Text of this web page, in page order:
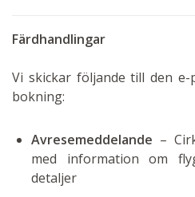
Färdhandlingar
Vi skickar följande till den
bokning:
Avresemeddelande –
med information om
detaljer